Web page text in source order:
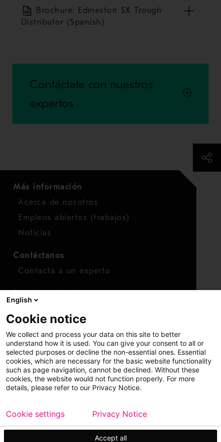
Brochure: Edmeston SX Trough
Distributor (Spanish)
Contáctate con nuestros
expertos
Más información
Acerca de nosotros
Empleos abiertos (trabajos)
Noticias
Contáctanos
Contacta a un experto
Finanzas
Acciones
Copyright © 2026 Metso
Mapa del sitio
Información legal
Privacidad Marca comercial
English
Cookie notice
We collect and process your data on this site to better
understand how it is used. You can give your consent to all or
selected purposes or decline the non-essential ones. Essential
cookies, which are necessary for the basic website functionality
such as page navigation, cannot be declined. Without these
cookies, the website would not function properly. For more
details, please refer to our Privacy Notice.
Accept all
Cookie settings Privacy Notice